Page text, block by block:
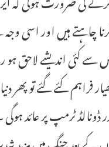
کرنا چاہتے ہیں اور
سے کئی اندیشے لاحق
کئے گئے تو پھر
ٹرمپ پر عائد